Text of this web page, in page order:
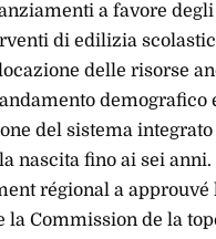
a favore
di edilizia
delle risorse
demografico
del sistema
nascita fino ai sei anni.
régional a approuvé
la Commission de la